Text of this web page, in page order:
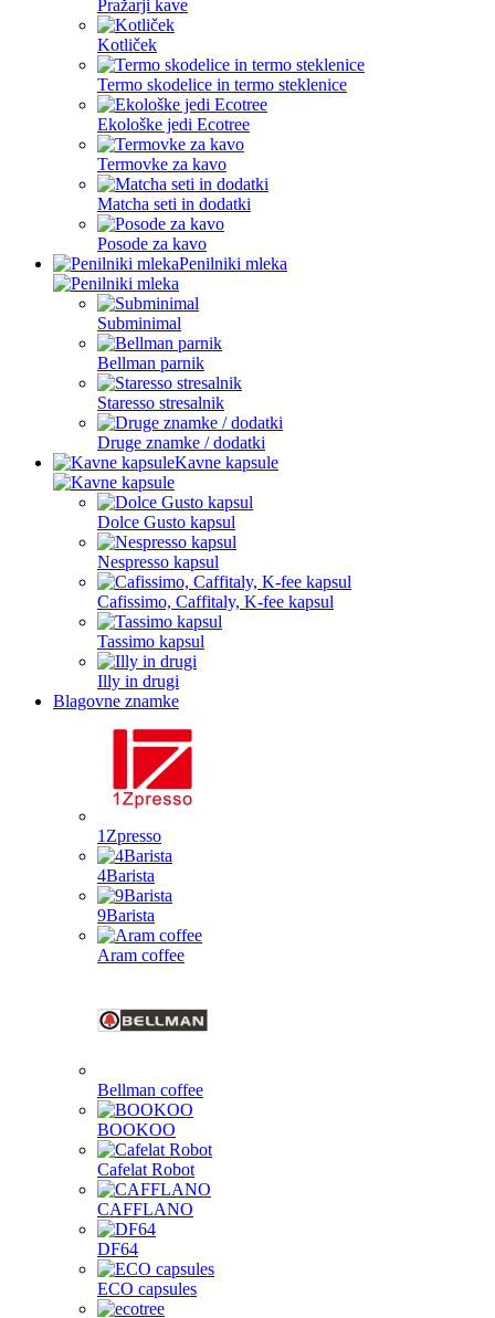
Pražarji kave
Kotliček
Termo skodelice in termo steklenice
Ekološke jedi Ecotree
Termovke za kavo
Matcha seti in dodatki
Posode za kavo
Penilniki mleka
Subminimal
Bellman parnik
Staresso stresalnik
Druge znamke / dodatki
Kavne kapsule
Dolce Gusto kapsul
Nespresso kapsul
Cafissimo, Caffitaly, K-fee kapsul
Tassimo kapsul
Illy in drugi
Blagovne znamke
1Zpresso
4Barista
9Barista
Aram coffee
Bellman coffee
BOOKOO
Cafelat Robot
CAFFLANO
DF64
ECO capsules